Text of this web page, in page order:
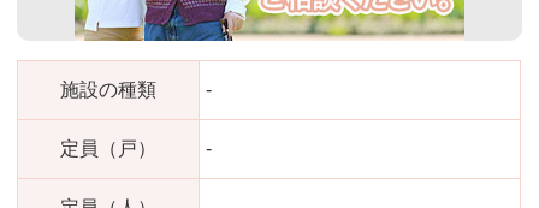
施設の種類 -
定員（戸） -